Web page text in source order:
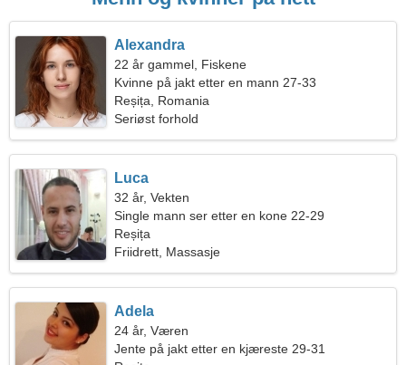
Alexandra
22 år gammel, Fiskene
Kvinne på jakt etter en mann 27-33
Reșița, Romania
Seriøst forhold
Luca
32 år, Vekten
Single mann ser etter en kone 22-29
Reșița
Friidrett, Massasje
Adela
24 år, Væren
Jente på jakt etter en kjæreste 29-31